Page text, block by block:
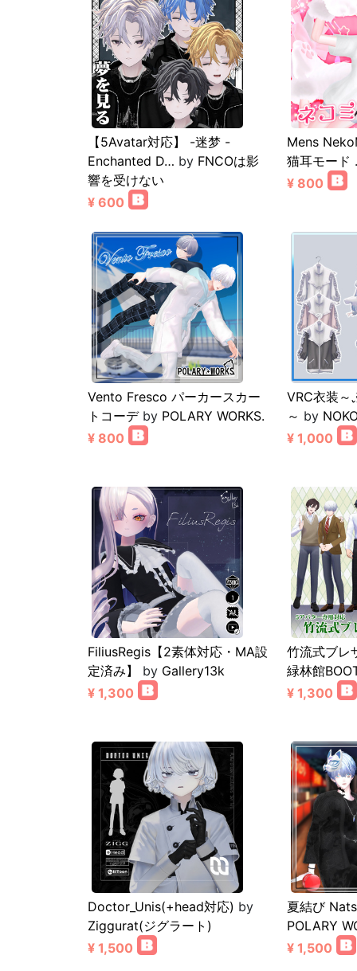
【5Avatar対応】 -迷梦 -
Enchanted D… by FNCOは影
響を受けない
¥ 600
Mens
猫耳モード
¥ 800
Vento Fresco パーカースカー
トコーデby POLARY WORKS.
¥ 800
VRC衣装～
～ by
¥ 1,000
FiliusRegis【2素体対応・MA設
定済み】
by Gallery13k
¥ 1,300
竹流式ブレ
緑林館
¥ 1,300
Doctor_Unis(+head対応) by
Ziggurat(ジグラート)
¥ 1,500
夏結び
POLARY
¥ 1,500